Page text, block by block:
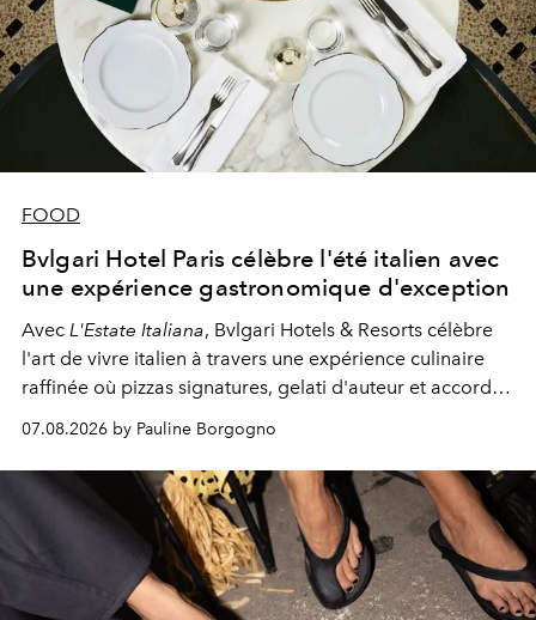
FOOD
Bvlgari Hotel Paris célèbre l'été italien avec
une expérience gastronomique d'exception
Avec L'Estate Italiana, Bvlgari Hotels & Resorts célèbre
l'art de vivre italien à travers une expérience culinaire
raffinée où pizzas signatures, gelati d'auteur et accords
07.08.2026 by Pauline Borgogno